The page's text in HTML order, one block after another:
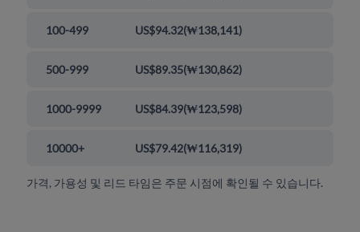
100-499 US$94.32(₩138,141)
500-999 US$89.35(₩130,862)
1000-9999 US$84.39(₩123,598)
10000+ US$79.42(₩116,319)
가격, 가용성 및 리드 타임은 주문 시점에 확인될 수 있습니다.